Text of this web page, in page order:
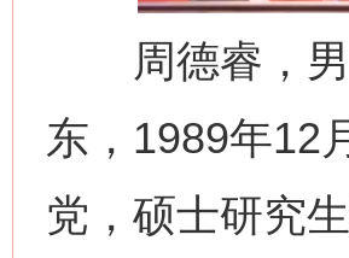
周德睿，男
东，1989年12
党，硕士研究